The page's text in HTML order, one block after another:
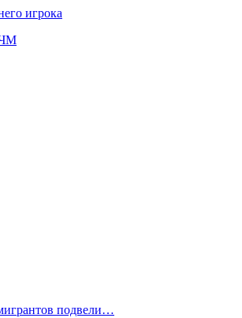
игрока
ЧМ
подвели…